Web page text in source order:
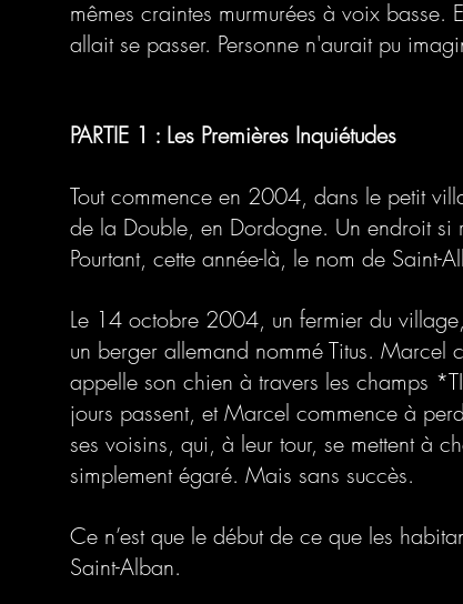
mêmes craintes murmurées à voix basse.
allait se passer. Personne n'aurait pu
PARTIE 1 : Les Premières Inquiétudes
Tout commence en 2004, dans le petit
de la Double, en Dordogne. Un endroit si
Pourtant, cette année-là, le nom de
Le 14 octobre 2004, un fermier du
un berger allemand nommé Titus. Marcel
appelle son chien à travers les champs
jours passent, et Marcel commence à
ses voisins, qui, à leur tour, se mettent à
simplement égaré. Mais sans succès.
Ce n’est que le début de ce que les
Saint-Alban.